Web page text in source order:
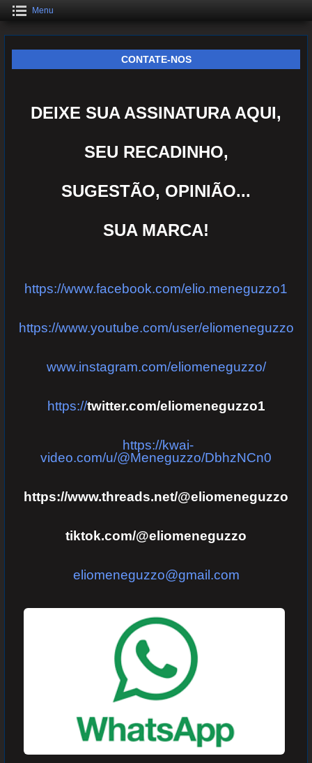
Menu
CONTATE-NOS
DEIXE SUA ASSINATURA AQUI,
SEU RECADINHO,
SUGESTÃO, OPINIÃO...
SUA MARCA!
https://www.facebook.com/elio.meneguzzo1
https://www.youtube.com/user/eliomeneguzzo
www.instagram.com/eliomeneguzzo/
https://twitter.com/eliomeneguzzo1
https://kwai-
video.com/u/@Meneguzzo/DbhzNCn0
https://www.threads.net/@eliomeneguzzo
tiktok.com/@eliomeneguzzo
eliomeneguzzo@gmail.com